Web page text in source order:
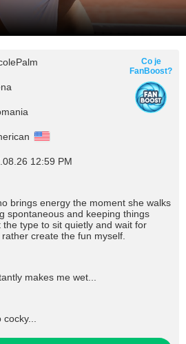
12:59 PM
Co je
FanBoost?
brings energy the moment she walks
spontaneous and keeping things
the type to sit quietly and wait for
create the fun myself.
makes me wet...